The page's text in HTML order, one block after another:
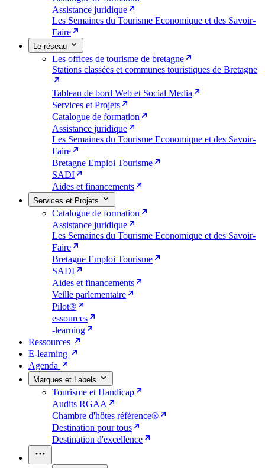
Assistance juridique
Les Semaines du Tourisme Economique et des Savoir-
Faire
Le réseau
Les offices de tourisme de bretagne
Stations classées et communes touristiques de Bretagne
Tableau de bord Web et Social Media
Services et Projets
Catalogue de formation
Assistance juridique
Les Semaines du Tourisme Economique et des Savoir-
Faire
Bretagne Emploi Tourisme
SADI
Aides et financements
Services et Projets
Catalogue de formation
Assistance juridique
Les Semaines du Tourisme Economique et des Savoir-
Faire
Bretagne Emploi Tourisme
SADI
Aides et financements
Veille parlementaire
Pilot®
essources
-learning
Ressources
E-learning
Agenda
Marques et Labels
Tourisme et Handicap
Audits RGAA
Chambre d'hôtes référence®
Destination pour tous
Destination d'excellence